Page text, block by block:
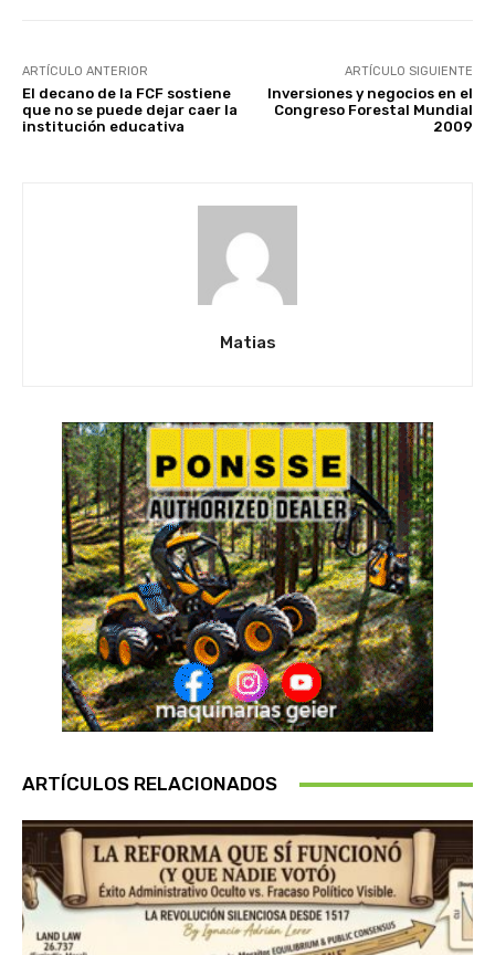
ARTÍCULO ANTERIOR
El decano de la FCF sostiene
que no se puede dejar caer la
institución educativa
ARTÍCULO SIGUIENTE
Inversiones y negocios en el
Congreso Forestal Mundial
2009
Matias
ARTÍCULOS RELACIONADOS